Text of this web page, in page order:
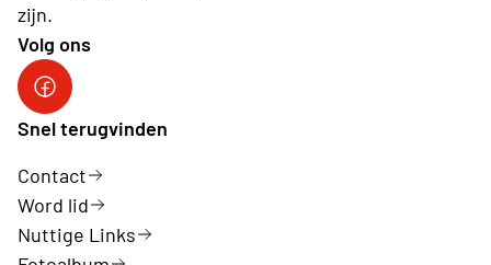
zijn.
Volg ons
Neos Hasselt
Snel terugvinden
Contact
Word lid
Nuttige Links